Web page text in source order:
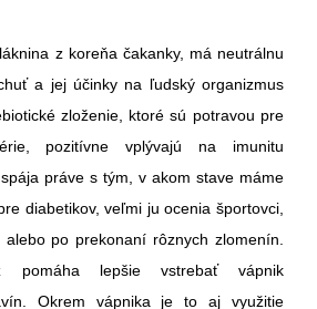
z koreňa čakanky, má neutrálnu
a jej účinky na ľudský organizmus
zloženie, ktoré sú potravou pre
pozitívne vplývajú na imunitu
práve s tým, v akom stave máme
diabetikov, veľmi ju ocenia športovci,
po prekonaní rôznych zlomenín.
pomáha lepšie vstrebať vápnik
Okrem vápnika je to aj využitie